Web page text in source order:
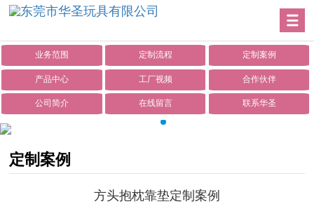
业务范围 定制流程 定制案例
产品中心 工厂视频 合作伙伴
公司简介 在线留言 联系华圣
定制案例
方头抱枕靠垫定制案例